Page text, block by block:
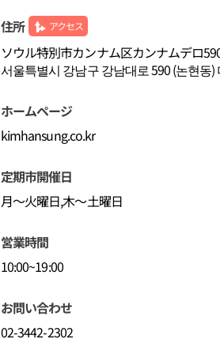
住所 アクセス
ソウル特別市カンナム区カンナムデロ
서울특별시 강남구 강남대로 590 (논현동)
ホームページ
kimhansung.co.kr
定期市開催日
月～火曜日,木～土曜日
営業時間
10:00~19:00
お問い合わせ
02-3442-2302